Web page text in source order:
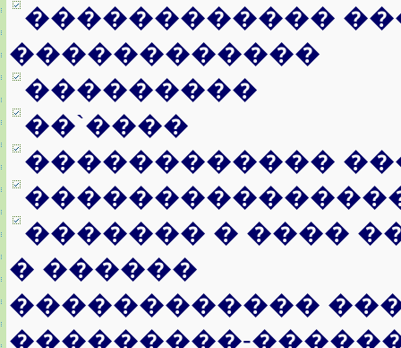
������������
������������
���������
��`����
������������
������� � ����
� ������
������������
���������-